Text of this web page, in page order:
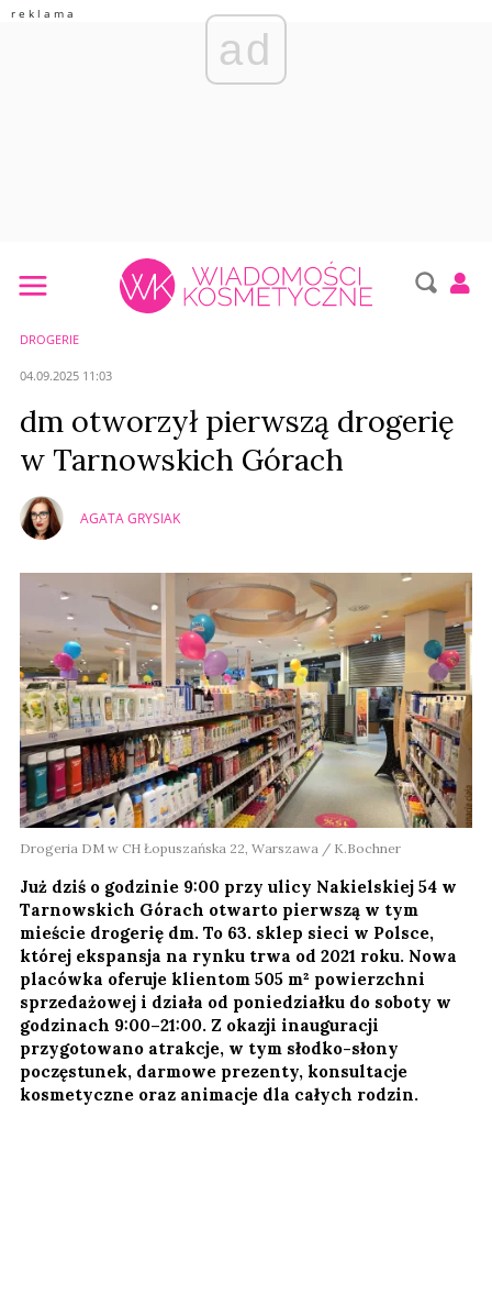
ad
DROGERIE
04.09.2025 11:03
dm otworzył pierwszą drogerię
w Tarnowskich Górach
AGATA GRYSIAK
Drogeria DM w CH Łopuszańska 22, Warszawa / K.Bochner
Już dziś o godzinie 9:00 przy ulicy Nakielskiej 54 w
Tarnowskich Górach otwarto pierwszą w tym
mieście drogerię dm. To 63. sklep sieci w Polsce,
której ekspansja na rynku trwa od 2021 roku. Nowa
placówka oferuje klientom 505 m² powierzchni
sprzedażowej i działa od poniedziałku do soboty w
godzinach 9:00–21:00. Z okazji inauguracji
przygotowano atrakcje, w tym słodko-słony
poczęstunek, darmowe prezenty, konsultacje
kosmetyczne oraz animacje dla całych rodzin.